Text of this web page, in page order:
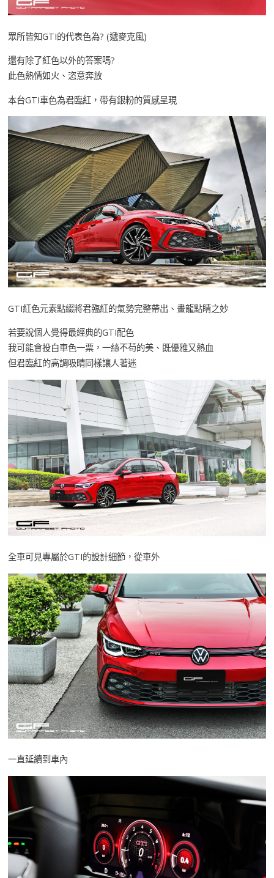
眾所皆知GTI的代表色為? (遞麥克風)
還有除了紅色以外的答案嗎?
此色熱情如火、恣意奔放
本台GTI車色為君臨紅，帶有銀粉的質感呈現
GTI紅色元素點綴將君臨紅的氣勢完整帶出、畫龍點睛之妙
若要說個人覺得最經典的GTI配色
我可能會投白車色一票，一絲不苟的美、既優雅又熱血
但君臨紅的高調吸睛同樣讓人著迷
全車可見專屬於GTI的設計細節，從車外
一直延續到車內